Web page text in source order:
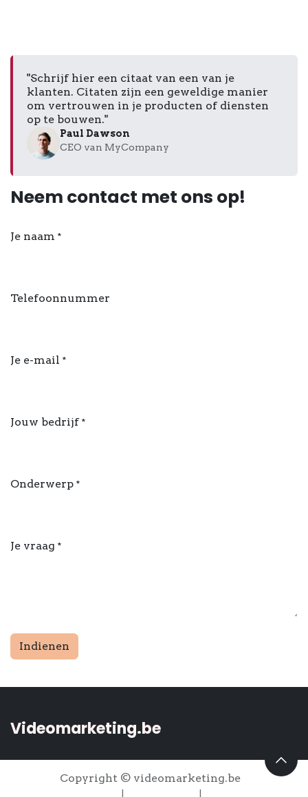
"Schrijf hier een citaat van een van je
klanten. Citaten zijn een geweldige manier
om vertrouwen in je producten of diensten
op te bouwen."
Paul Dawson
CEO van MyCompany
Neem contact met ons op!
Je naam *
Telefoonnummer
Je e-mail *
Jouw bedrijf*
Onderwerp *
Je vraag *
Indienen
Videomarketing.be
Copyright © videomarketing.be